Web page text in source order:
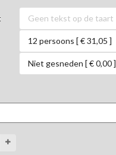
Geen tekst op de taart
12 persoons [ € 31,05 ]
Niet gesneden [ € 0,00 ]